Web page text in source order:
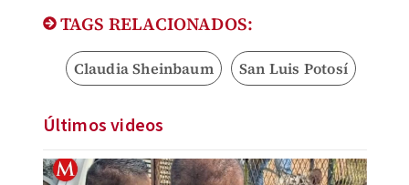
TAGS RELACIONADOS:
Claudia Sheinbaum San Luis Potosí
Últimos videos